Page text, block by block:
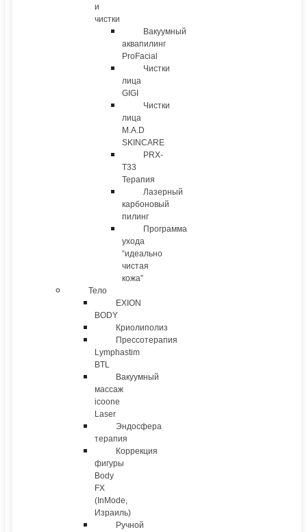
и
чистки
Вакуумный
аквапилинг
ProFacial
Чистки
лица
GIGI
Чистки
лица
M.A.D
SKINCARE
PRX-
T33
Терапия
Лазерный
карбоновый
пилинг
Программа
ухода
“идеально
чистая
кожа”
Тело
EXION
BODY
Криолиполиз
Прессотерапия
Lymphastim
BTL
Вакуумный
массаж
icoone
Laser
Эндосфера
терапия
Коррекция
фигуры
Body
FX
(InMode,
Израиль)
Ручной